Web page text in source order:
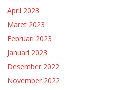
April 2023
Maret 2023
Februari 2023
Januari 2023
Desember 2022
November 2022